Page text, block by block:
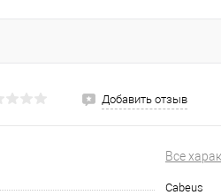
Добавить отзыв
Все
Cabeus